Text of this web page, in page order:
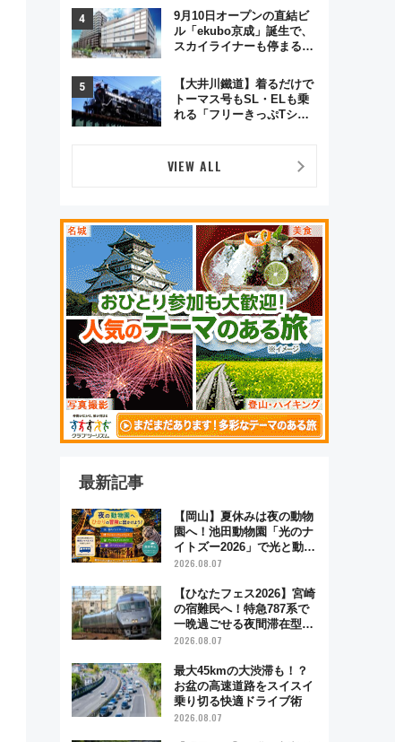
弾」も
9月10日オープンの直結ビ
ル「ekubo京成」誕生で、
スカイライナーも停まる巨
変わる？ 全テナント情報も
公開！
【大井川鐵道】着るだけで
トーマス号もSL・ELも乗
れる「フリーきっぷTシャ
VIEW ALL
最新記事
【岡山】夏休みは夜の動物
園へ！池田動物園「光のナ
イトズー2026」で光と動物
が彩る特別な夜
2026.08.07
【ひなたフェス2026】宮崎
の宿難民へ！特急787系で
一晩過ごせる夜間滞在型イ
ベント「スワローおひさ
2026.08.07
最大45kmの大渋滞も！？
お盆の高速道路をスイスイ
乗り切る快適ドライブ術
2026.08.07